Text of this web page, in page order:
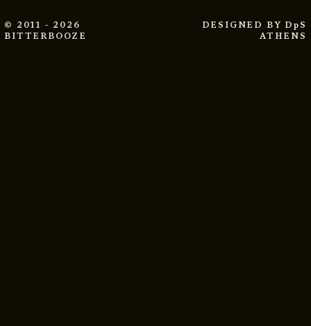
© 2011 - 2026
BITTERBOOZE
DESIGNED BY DpS
ATHENS